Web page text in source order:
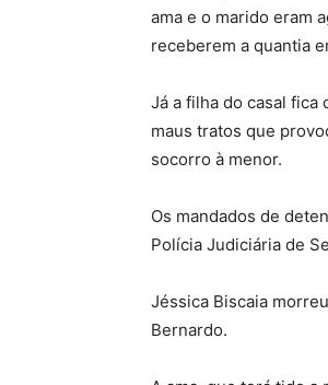
ama e o marido eram
receberem a quantia
Já a filha do casal fica
maus tratos que
socorro à menor.
Os mandados de
Polícia Judiciária de
Jéssica Biscaia morreu
Bernardo.